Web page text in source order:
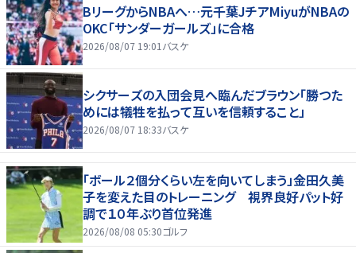
BリーグからNBAへ…元千葉JチアMiyuがNBAの
OKC「サンダーガールズ」に合格
2026/08/07 19:01 バスケ
シクサーズの入団会見へ臨んだブラウン「勝つた
めには犠牲を払って互いを信頼すること」
2026/08/07 18:33バスケ
「ボール２個分くらい左を向いてしまう」金田久美
子を変えた目のトレーニング 視界良好パット好
調で１０年ぶり首位発進
2026/08/08 05:30ゴルフ